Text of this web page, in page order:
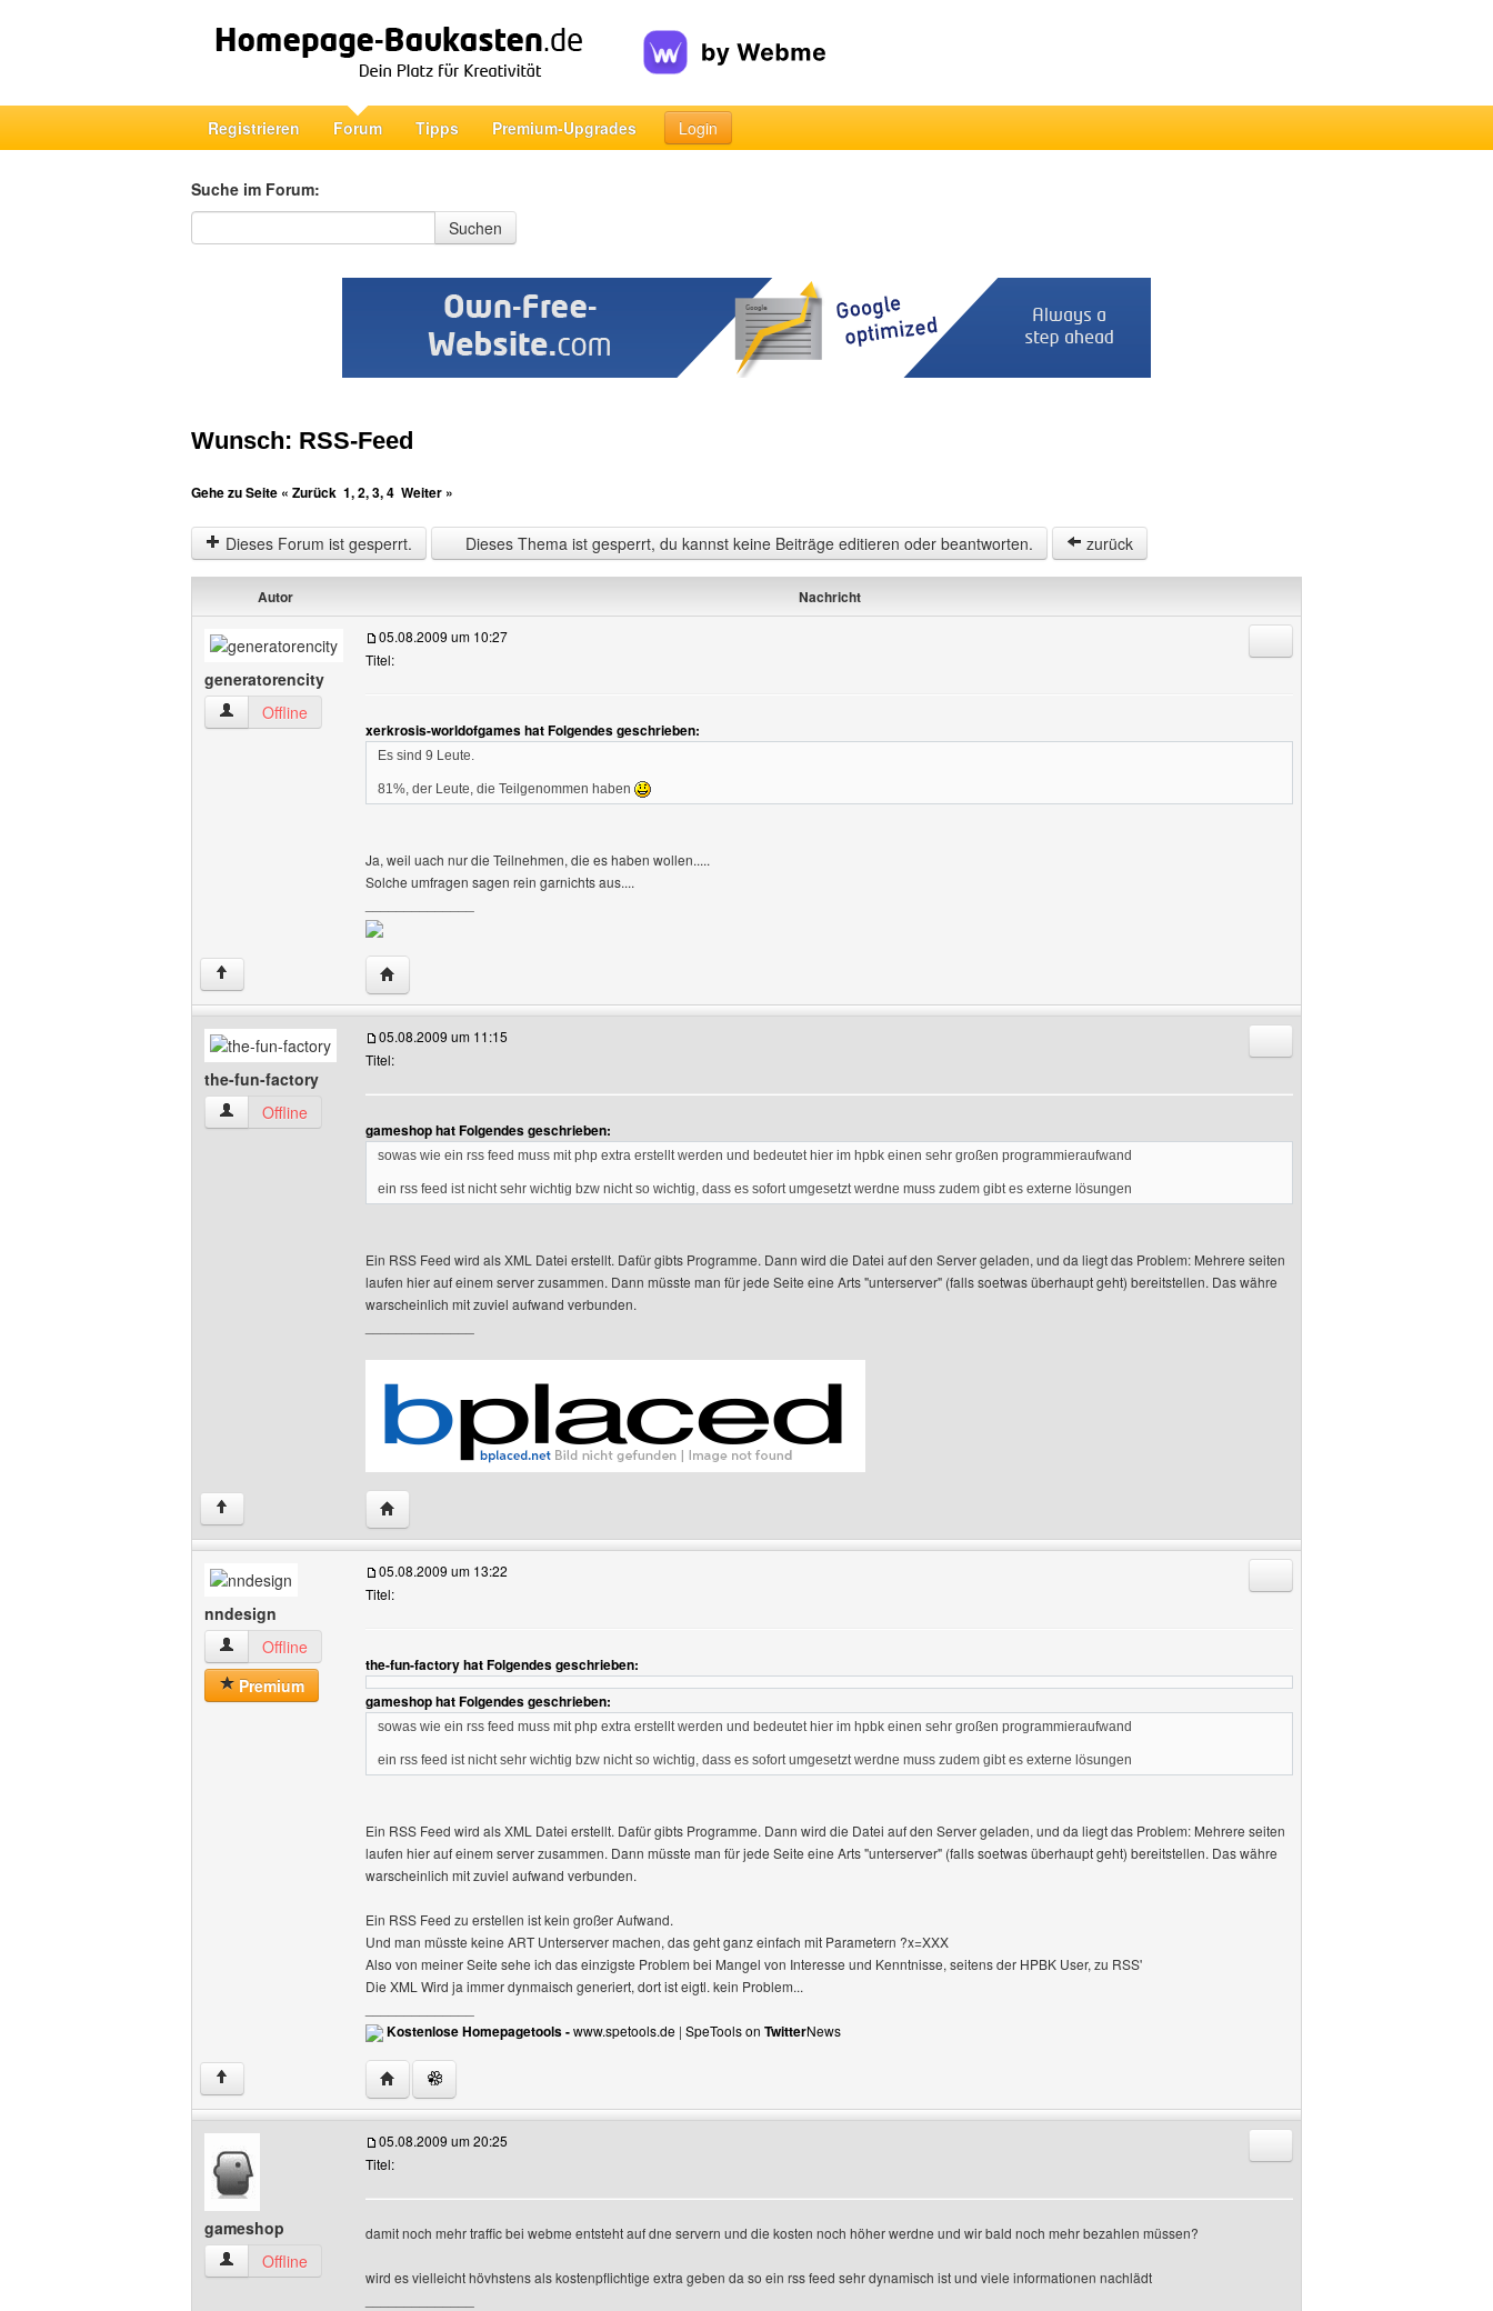
Registrieren Forum Tipps Premium-Upgrades Login
Suche im Forum:
Suche im Forum
Suchen
Wunsch: RSS-Feed
Gehe zu Seite « Zurück 1,2,3,4 Weiter »
Dieses Forum ist gesperrt. Dieses Thema ist gesperrt, du kannst keine Beiträge editieren oder beantworten. zurück
Autor Nachricht
generatorencity
generatorencity Benutzer-Profile anzeigen
Offline
05.08.2009 um 10:27
Titel:
xerkrosis-worldofgames hat Folgendes geschrieben:
Es sind 9 Leute.
81%, der Leute, die Teilgenommen haben
Ja, weil uach nur die Teilnehmen, die es haben wollen.....
Solche umfragen sagen rein garnichts aus....
↑ Website dieses Benutzers besuchen: generatorencity
the-fun-factory
the-fun-factory Benutzer-Profile anzeigen
Offline
05.08.2009 um 11:15
Titel:
gameshop hat Folgendes geschrieben:
sowas wie ein rss feed muss mit php extra erstellt werden und bedeutet hier im hpbk einen sehr großen programmieraufwand
ein rss feed ist nicht sehr wichtig bzw nicht so wichtig, dass es sofort umgesetzt werdne muss zudem gibt es externe lösungen
Ein RSS Feed wird als XML Datei erstellt. Dafür gibts Programme. Dann wird die Datei auf den Server geladen, und da liegt das Problem: Mehrere seiten
laufen hier auf einem server zusammen. Dann müsste man für jede Seite eine Arts "unterserver" (falls soetwas überhaupt geht) bereitstellen. Das währe
warscheinlich mit zuviel aufwand verbunden.
↑ Website dieses Benutzers besuchen: the-fun-factory
nndesign
nndesign Benutzer-Profile anzeigen
Offline
Premium
05.08.2009 um 13:22
Titel:
the-fun-factory hat Folgendes geschrieben:
gameshop hat Folgendes geschrieben:
sowas wie ein rss feed muss mit php extra erstellt werden und bedeutet hier im hpbk einen sehr großen programmieraufwand
ein rss feed ist nicht sehr wichtig bzw nicht so wichtig, dass es sofort umgesetzt werdne muss zudem gibt es externe lösungen
Ein RSS Feed wird als XML Datei erstellt. Dafür gibts Programme. Dann wird die Datei auf den Server geladen, und da liegt das Problem: Mehrere seiten
laufen hier auf einem server zusammen. Dann müsste man für jede Seite eine Arts "unterserver" (falls soetwas überhaupt geht) bereitstellen. Das währe
warscheinlich mit zuviel aufwand verbunden.
Ein RSS Feed zu erstellen ist kein großer Aufwand.
Und man müsste keine ART Unterserver machen, das geht ganz einfach mit Parametern ?x=XXX
Also von meiner Seite sehe ich das einzigste Problem bei Mangel von Interesse und Kenntnisse, seitens der HPBK User, zu RSS'
Die XML Wird ja immer dynmaisch generiert, dort ist eigtl. kein Problem...
Kostenlose Homepagetools -www.spetools.de | SpeTools on TwitterNews
↑ Website dieses Benutzers besuchen: nndesign
gameshop
gameshop Benutzer-Profile anzeigen
Offline
05.08.2009 um 20:25
Titel:
damit noch mehr traffic bei webme entsteht auf dne servern und die kosten noch höher werdne und wir bald noch mehr bezahlen müssen?
wird es vielleicht hövhstens als kostenpflichtige extra geben da so ein rss feed sehr dynamisch ist und viele informationen nachlädt